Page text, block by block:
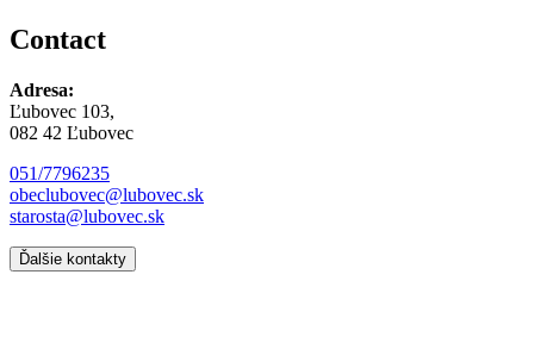
Contact
Adresa:
Ľubovec 103,
082 42 Ľubovec
051/7796235
obeclubovec@lubovec.sk
starosta@lubovec.sk
Ďalšie kontakty